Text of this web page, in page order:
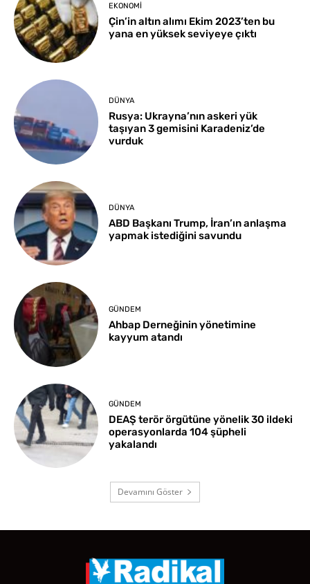
EKONOMI
Çin’in altın alımı Ekim 2023’ten bu
yana en yüksek seviyeye çıktı
DÜNYA
Rusya: Ukrayna’nın askeri yük
taşıyan 3 gemisini Karadeniz’de
vurduk
DÜNYA
ABD Başkanı Trump, İran’ın anlaşma
yapmak istediğini savundu
GÜNDEM
Ahbap Derneğinin yönetimine
kayyum atandı
GÜNDEM
DEAŞ terör örgütüne yönelik 30 ildeki
operasyonlarda 104 şüpheli
yakalandı
Devamını Göster